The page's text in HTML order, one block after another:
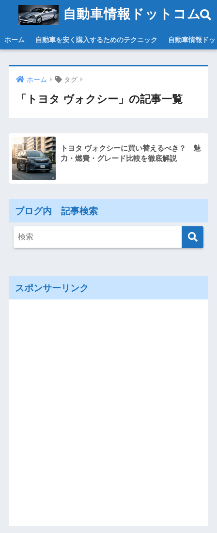
自動車情報ドットコム
ホーム 自動車を安く購入するためのテクニック 自動車情報ド
ホーム タグ
「トヨタ ヴォクシー」の記事一覧
トヨタ ヴォクシーに買い替えるべき？ 魅
力・燃費・グレード比較を徹底解説
ブログ内 記事検索
スポンサーリンク